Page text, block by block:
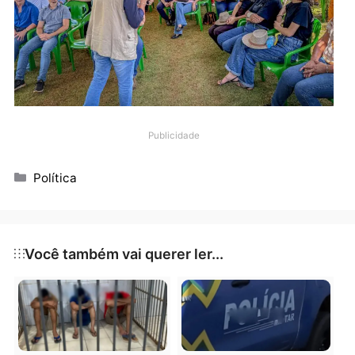
vereadora Cida da Saúde (PSD) e o apoio do prefeito
Aldo Júlio (União).
Segundo Gois, “essas ações e leis reforçam o nosso
compromisso com o desenvolvimento sustentável e
promoção da agricultura familiar em Rondônia”,